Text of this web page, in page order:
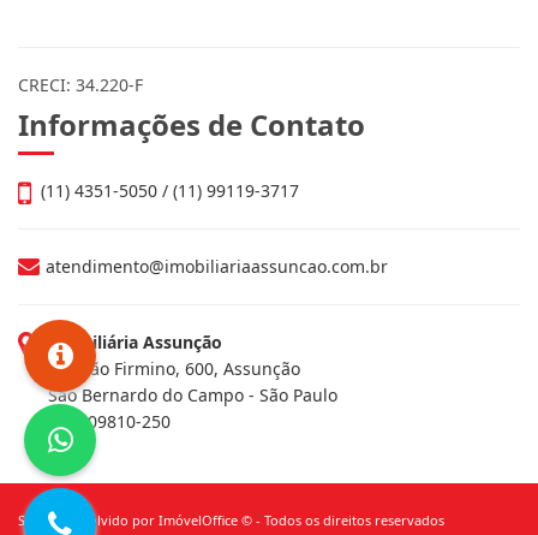
CRECI: 34.220-F
Informações de Contato
(11) 4351-5050 / (11) 99119-3717
atendimento@imobiliariaassuncao.com.br
Imobiliária Assunção
Av. João Firmino, 600, Assunção
São Bernardo do Campo - São Paulo
CEP: 09810-250
Site desenvolvido por ImóvelOffice © - Todos os direitos reservados